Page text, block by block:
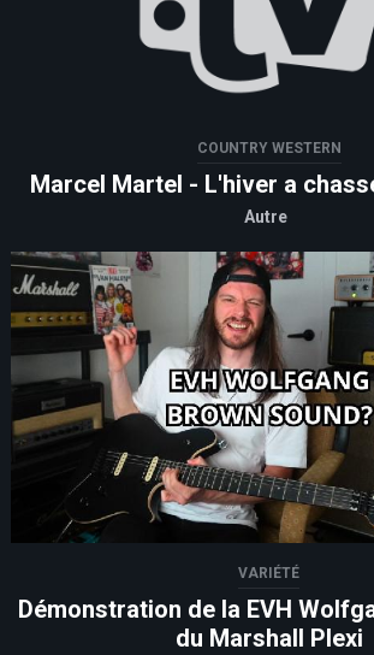
COUNTRY WESTERN
Marcel Martel - L'hiver a
Autre
VARIÉTÉ
Démonstration de la EVH
du Marshall Plexi